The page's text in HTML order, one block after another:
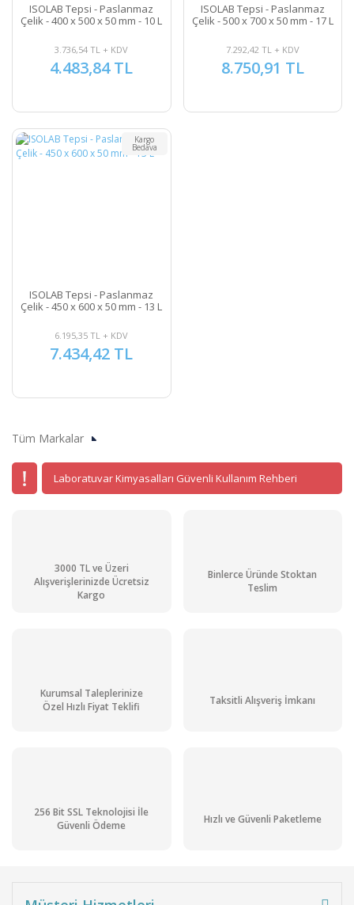
ISOLAB Tepsi - Paslanmaz
Çelik - 400 x 500 x 50 mm - 10 L
3.736,54 TL + KDV
4.483,84 TL
ISOLAB Tepsi - Paslanmaz
Çelik - 500 x 700 x 50 mm - 17 L
7.292,42 TL + KDV
8.750,91 TL
Kargo
Bedava
ISOLAB Tepsi - Paslanmaz
Çelik - 450 x 600 x 50 mm - 13 L
6.195,35 TL + KDV
7.434,42 TL
Tüm Markalar
Laboratuvar Kimyasalları Güvenli Kullanım Rehberi
3000 TL ve Üzeri
Alışverişlerinizde Ücretsiz
Kargo
Binlerce Üründe Stoktan
Teslim
Kurumsal Taleplerinize
Özel Hızlı Fiyat Teklifi
Taksitli Alışveriş İmkanı
256 Bit SSL Teknolojisi İle
Güvenli Ödeme
Hızlı ve Güvenli Paketleme